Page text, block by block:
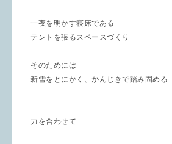
一夜を明かす寝床である
テントを張るスペースづくり
そのためには
新雪をとにかく、かんじきで踏み固める
力を合わせて